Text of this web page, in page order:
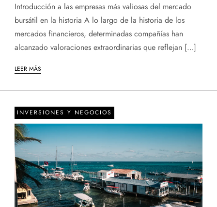
Introducción a las empresas más valiosas del mercado
bursátil en la historia A lo largo de la historia de los
mercados financieros, determinadas compañías han
alcanzado valoraciones extraordinarias que reflejan […]
LEER MÁS
INVERSIONES Y NEGOCIOS